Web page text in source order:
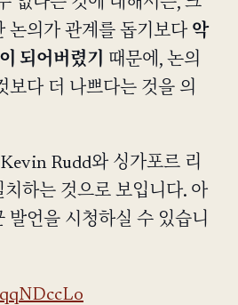
논의가 관계를 돕기보다 악
되어버렸기 때문에, 논의
보다 더 나쁘다는 것을 의
Rudd와 싱가포르 리
하는 것으로 보입니다. 아
발언을 시청하실 수 있습니